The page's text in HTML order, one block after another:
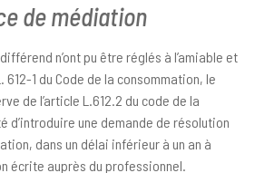
de médiation
n’ont pu être réglés à l’amiable et
612-1 du Code de la consommation, le
de l’article L.612.2 du code de la
d’introduire une demande de résolution
dans un délai inférieur à un an à
écrite auprès du professionnel.